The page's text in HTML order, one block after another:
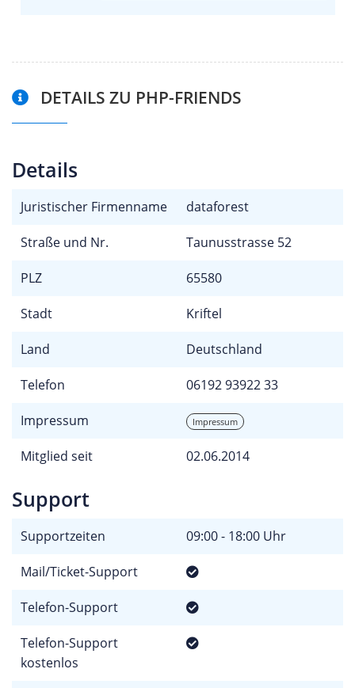
DETAILS ZU PHP-FRIENDS
Details
Juristischer Firmenname dataforest
Straße und Nr. Taunusstrasse 52
PLZ 65580
Stadt Kriftel
Land Deutschland
Telefon 06192 93922 33
Impressum Impressum
Mitglied seit 02.06.2014
Support
Supportzeiten 09:00 - 18:00 Uhr
Mail/Ticket-Support
Telefon-Support
Telefon-Support
kostenlos